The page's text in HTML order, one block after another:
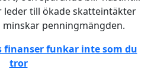
leder till ökade skatteintäkter
penningmängden.
finanser funkar inte som du
tror